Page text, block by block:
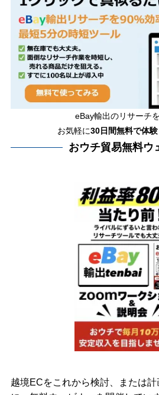
eBay輸出のリサーチ
お気軽に30日間無料で体験
おウチ貿易無料ウ
越境ECをこれから検討、または